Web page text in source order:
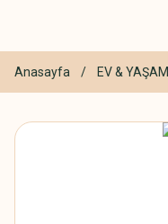
Anasayfa EV & YAŞAM